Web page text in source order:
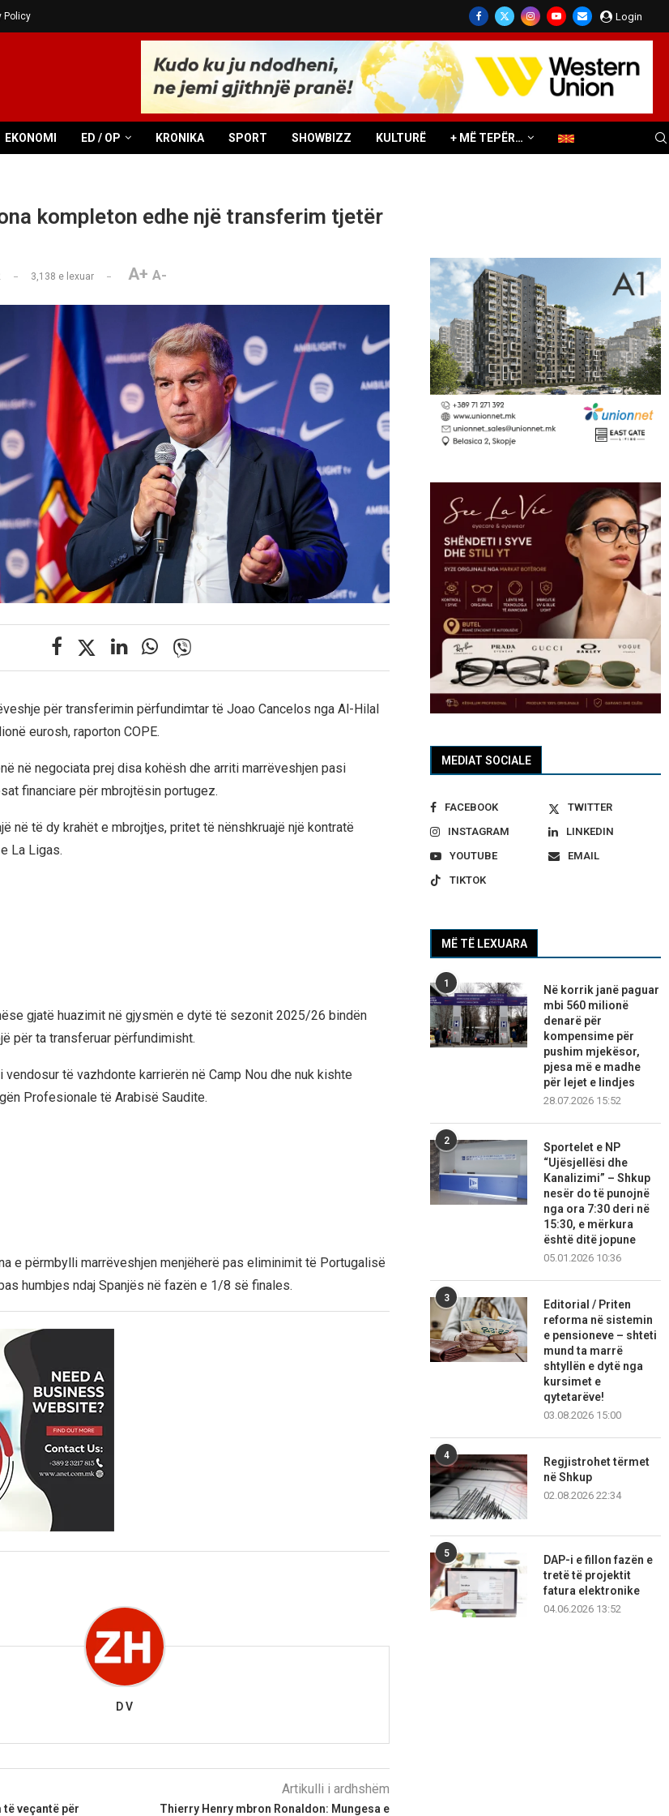
Policy Login
EKONOMI ED / OP KRONIKA SPORT SHOWBIZZ KULTURË + MË TEPËR…
kompleton edhe një transferim tjetër
3,138 e lexuar A+ A-
për transferimin përfundimtar të Joao Cancelos nga Al-Hilal
eurosh, raporton COPE.
në negociata prej disa kohësh dhe arriti marrëveshjen pasi
financiare për mbrojtësin portugez.
në të dy krahët e mbrojtjes, pritet të nënshkruajë një kontratë
La Ligas.
gjatë huazimit në gjysmën e dytë të sezonit 2025/26 bindën
për ta transferuar përfundimisht.
vendosur të vazhdonte karrierën në Camp Nou dhe nuk kishte
Profesionale të Arabisë Saudite.
e përmbylli marrëveshjen menjëherë pas eliminimit të Portugalisë
humbjes ndaj Spanjës në fazën e 1/8 së finales.
D V
veçantë për
Artikulli i ardhshëm
Thierry Henry mbron Ronaldon: Mungesa e
MEDIAT SOCIALE
FACEBOOK
TWITTER
INSTAGRAM
LINKEDIN
YOUTUBE
EMAIL
TIKTOK
MË TË LEXUARA
1
Në korrik janë paguar
mbi 560 milionë
denarë për
kompensime për
pushim mjekësor,
pjesa më e madhe
për lejet e lindjes
28.07.2026 15:52
2
Sportelet e NP
“Ujësjellësi dhe
Kanalizimi” – Shkup
nesër do të punojnë
nga ora 7:30 deri në
15:30, e mërkura
është ditë jopune
05.01.2026 10:36
3
Editorial / Priten
reforma në sistemin
e pensioneve – shteti
mund ta marrë
shtyllën e dytë nga
kursimet e
qytetarëve!
03.08.2026 15:00
4
Regjistrohet tërmet
në Shkup
02.08.2026 22:34
5
DAP-i e fillon fazën e
tretë të projektit
fatura elektronike
04.06.2026 13:52